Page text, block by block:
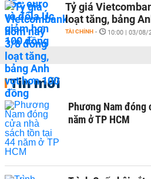
Tỷ giá
loạt tăng, bảng
TÀI CHÍNH - 10:00 | 03/08/
Tin mới
Phương Nam đóng
năm ở TP HCM